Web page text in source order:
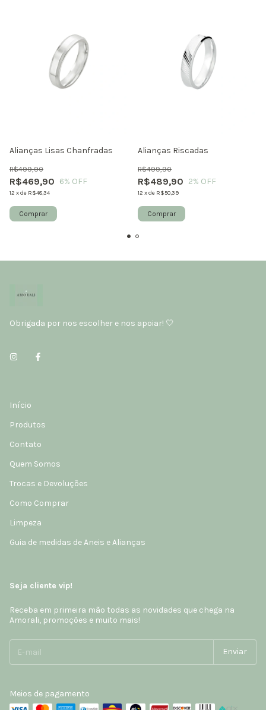
Alianças Lisas Chanfradas
R$469,90
R$499,90
6% OFF
12 xde R$48,34
Comprar
Alianças Riscadas
R$489,90
R$499,90
2% OFF
12 xde R$50,39
Comprar
Obrigada por nos escolher e nos apoiar! 🤍
Início
Produtos
Contato
Quem Somos
Trocas e Devoluções
Como Comprar
Limpeza
Guia de medidas de Aneis e Alianças
Seja cliente vip!
Receba em primeira mão todas as novidades que chega na
Amorali, promoções e muito mais!
Meios de pagamento